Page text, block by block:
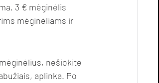
3 € mėginėlis
mėginėliams ir
nešiokite
aplinka. Po